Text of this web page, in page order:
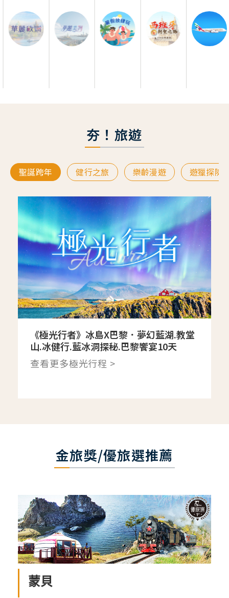
夯！旅遊
聖誕跨年 健行之旅 樂齡漫遊 遊獵探險
《極光行者》冰島X巴黎．夢幻藍湖.教堂
山.冰健行.藍冰洞探秘.巴黎饗宴10天
查看更多極光行程 >
金旅獎/優旅選推薦
蒙貝